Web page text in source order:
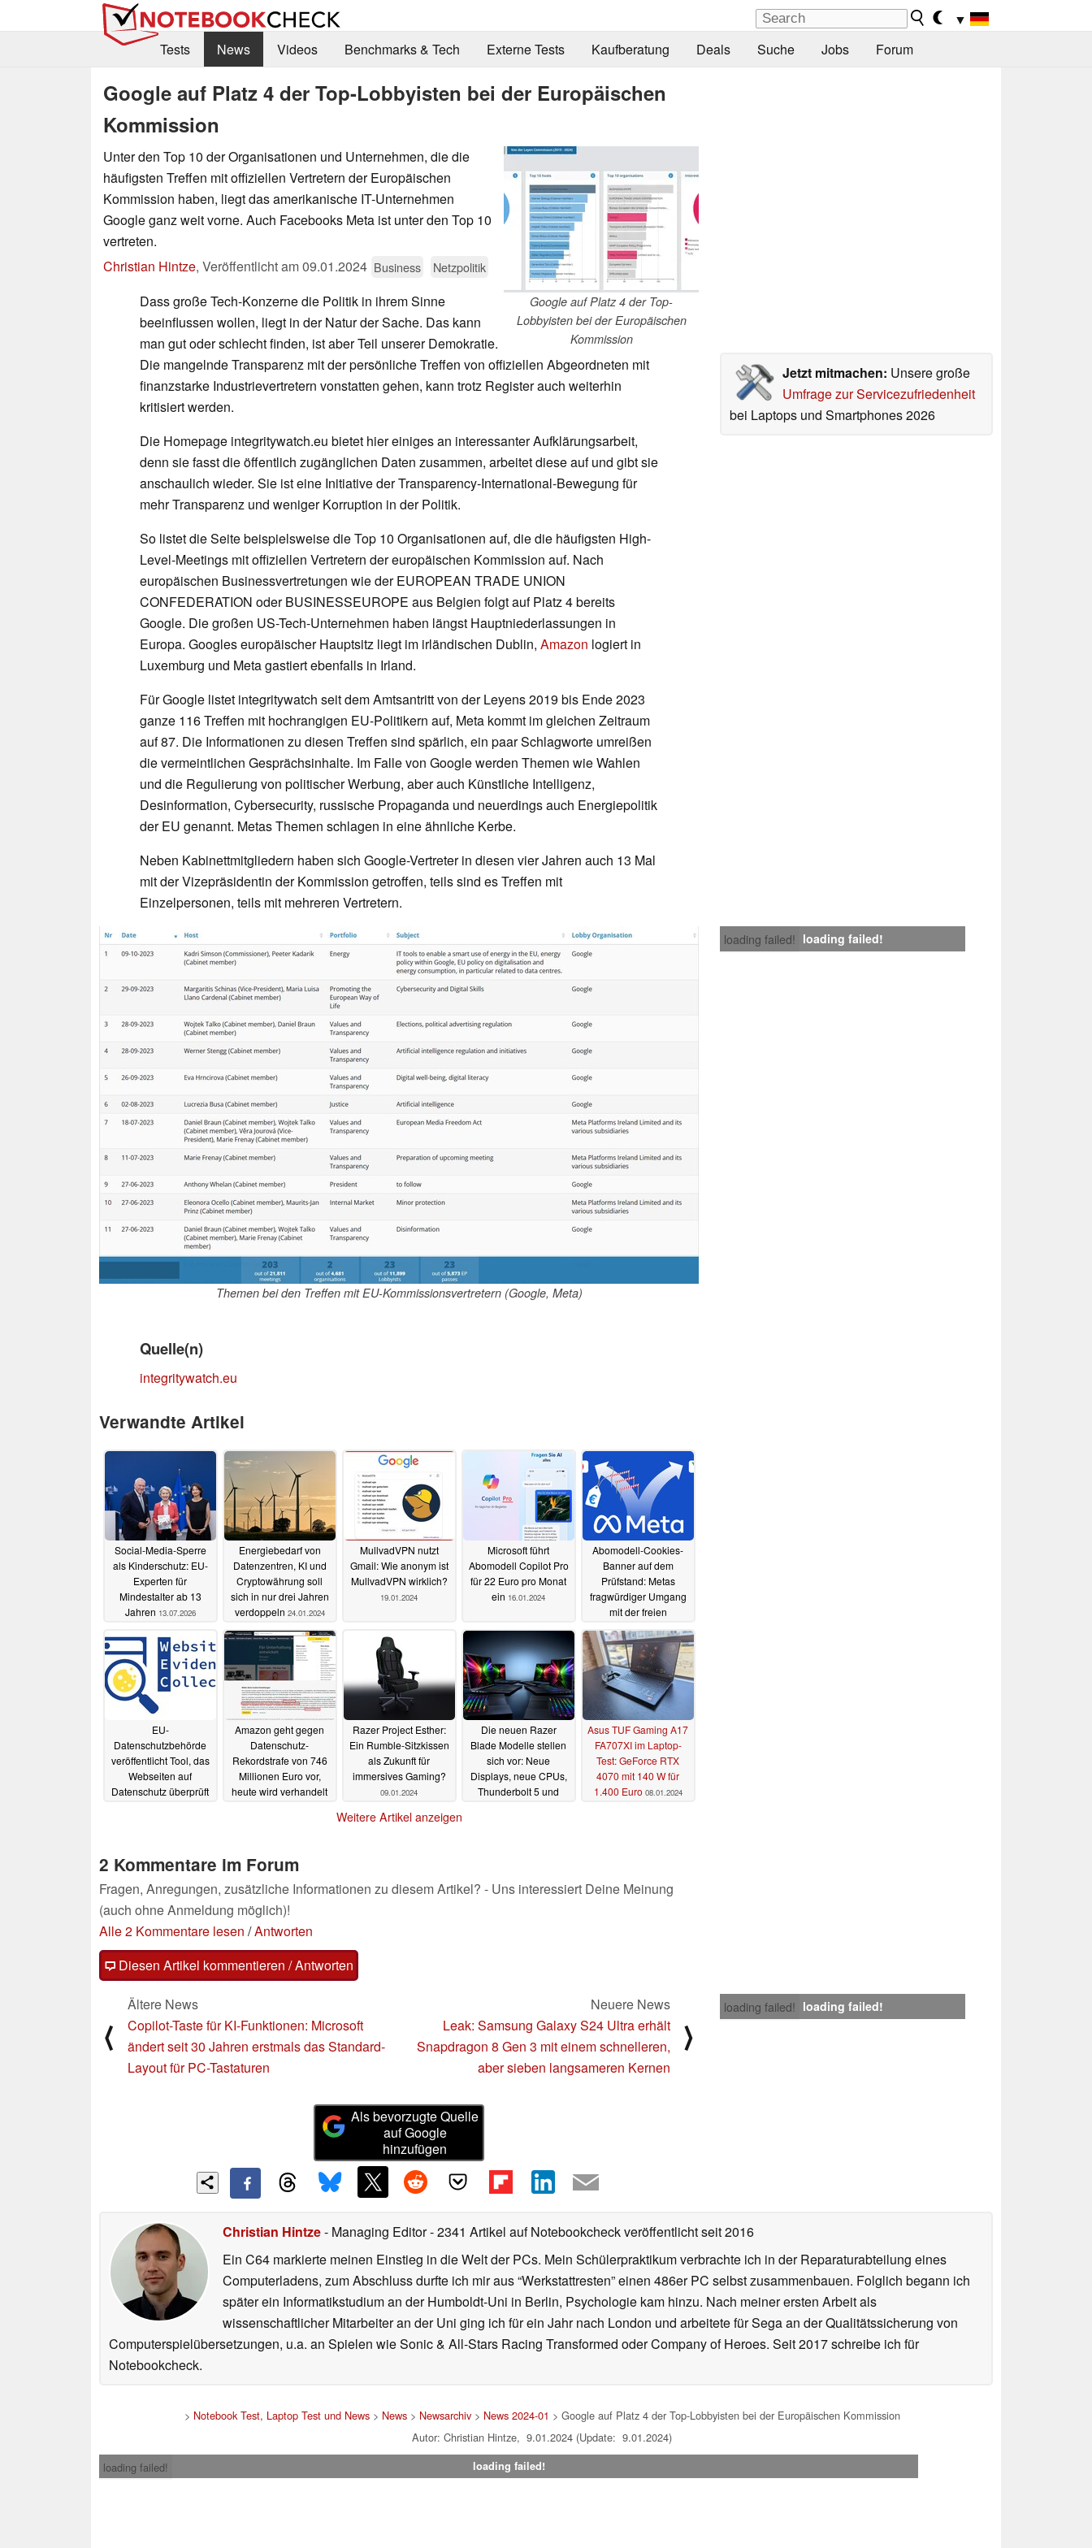
▼
Tests
News Videos Benchmarks & Tech Externe Tests Kaufberatung Deals Suche Jobs Forum
Google auf Platz 4 der Top-Lobbyisten bei der Europäischen
Kommission
Google auf Platz 4 der Top-
Lobbyisten bei der Europäischen
Kommission
Unter den Top 10 der Organisationen und Unternehmen, die die
häufigsten Treffen mit offiziellen Vertretern der Europäischen
Kommission haben, liegt das amerikanische IT-Unternehmen
Google ganz weit vorne. Auch Facebooks Meta ist unter den Top 10
vertreten.
Christian Hintze, Veröffentlicht am09.01.2024 Business Netzpolitik
Jetzt mitmachen: Unsere große
Umfrage zur Servicezufriedenheit
bei Laptops und Smartphones 2026
Dass große Tech-Konzerne die Politik in ihrem Sinne
beeinflussen wollen, liegt in der Natur der Sache. Das kann
man gut oder schlecht finden, ist aber Teil unserer Demokratie.
Die mangelnde Transparenz mit der persönliche Treffen von offiziellen Abgeordneten mit
finanzstarke Industrievertretern vonstatten gehen, kann trotz Register auch weiterhin
kritisiert werden.
Die Homepage integritywatch.eu bietet hier einiges an interessanter Aufklärungsarbeit,
denn sie fasst die öffentlich zugänglichen Daten zusammen, arbeitet diese auf und gibt sie
anschaulich wieder. Sie ist eine Initiative der Transparency-International-Bewegung für
mehr Transparenz und weniger Korruption in der Politik.
So listet die Seite beispielsweise die Top 10 Organisationen auf, die die häufigsten High-
Level-Meetings mit offiziellen Vertretern der europäischen Kommission auf. Nach
europäischen Businessvertretungen wie der EUROPEAN TRADE UNION
CONFEDERATION oder BUSINESSEUROPE aus Belgien folgt auf Platz 4 bereits
Google. Die großen US-Tech-Unternehmen haben längst Hauptniederlassungen in
Europa. Googles europäischer Hauptsitz liegt im irländischen Dublin, Amazon logiert in
Luxemburg und Meta gastiert ebenfalls in Irland.
Für Google listet integritywatch seit dem Amtsantritt von der Leyens 2019 bis Ende 2023
ganze 116 Treffen mit hochrangigen EU-Politikern auf, Meta kommt im gleichen Zeitraum
auf 87. Die Informationen zu diesen Treffen sind spärlich, ein paar Schlagworte umreißen
die vermeintlichen Gesprächsinhalte. Im Falle von Google werden Themen wie Wahlen
und die Regulierung von politischer Werbung, aber auch Künstliche Intelligenz,
Desinformation, Cybersecurity, russische Propaganda und neuerdings auch Energiepolitik
der EU genannt. Metas Themen schlagen in eine ähnliche Kerbe.
Neben Kabinettmitgliedern haben sich Google-Vertreter in diesen vier Jahren auch 13 Mal
mit der Vizepräsidentin der Kommission getroffen, teils sind es Treffen mit
Einzelpersonen, teils mit mehreren Vertretern.
loading failed! loading failed!
Themen bei den Treffen mit EU-Kommissionsvertretern (Google, Meta)
Quelle(n)
integritywatch.eu
Verwandte Artikel
Social-Media-Sperre
als Kinderschutz: EU-
Experten für
Mindestalter ab 13
Jahren 13.07.2026
Energiebedarf von
Datenzentren, KI und
Cryptowährung soll
sich in nur drei Jahren
verdoppeln 24.01.2024
MullvadVPN nutzt
Gmail: Wie anonym ist
MullvadVPN wirklich?
19.01.2024
Microsoft führt
Abomodell Copilot Pro
für 22 Euro pro Monat
ein 16.01.2024
Abomodell-Cookies-
Banner auf dem
Prüfstand: Metas
fragwürdiger Umgang
mit der freien
15.01.2024
EU-
Datenschutzbehörde
veröffentlicht Tool, das
Webseiten auf
Datenschutz überprüft
Amazon geht gegen
Datenschutz-
Rekordstrafe von 746
Millionen Euro vor,
heute wird verhandelt
Razer Project Esther:
Ein Rumble-Sitzkissen
als Zukunft für
immersives Gaming?
09.01.2024
Die neuen Razer
Blade Modelle stellen
sich vor: Neue
Displays, neue CPUs,
Thunderbolt 5 und
Asus TUF Gaming A17
FA707XI im Laptop-
Test: GeForce RTX
4070 mit 140 W für
1.400 Euro 08.01.2024
Weitere Artikel anzeigen
2 Kommentare im Forum
Fragen, Anregungen, zusätzliche Informationen zu diesem Artikel? - Uns interessiert Deine Meinung
(auch ohne Anmeldung möglich)!
Alle 2 Kommentare lesen /Antworten
Diesen Artikel kommentieren / Antworten
loading failed! loading failed!
⟨
Ältere News
Copilot-Taste für KI-Funktionen: Microsoft
ändert seit 30 Jahren erstmals das Standard-
Layout für PC-Tastaturen
Neuere News
Leak: Samsung Galaxy S24 Ultra erhält
Snapdragon 8 Gen 3 mit einem schnelleren,
aber sieben langsameren Kernen
⟩
Als bevorzugte Quelle
auf Google
hinzufügen
Christian Hintze- Managing Editor- 2341 Artikel auf Notebookcheck veröffentlichtseit 2016
Ein C64 markierte meinen Einstieg in die Welt der PCs. Mein Schülerpraktikum verbrachte ich in der Reparaturabteilung eines
Computerladens, zum Abschluss durfte ich mir aus “Werkstattresten” einen 486er PC selbst zusammenbauen. Folglich begann ich
später ein Informatikstudium an der Humboldt-Uni in Berlin, Psychologie kam hinzu. Nach meiner ersten Arbeit als
wissenschaftlicher Mitarbeiter an der Uni ging ich für ein Jahr nach London und arbeitete für Sega an der Qualitätssicherung von
Computerspielübersetzungen, u.a. an Spielen wie Sonic & All-Stars Racing Transformed oder Company of Heroes. Seit 2017 schreibe ich für
Notebookcheck.
> Notebook Test, Laptop Test und News> News> Newsarchiv> News 2024-01 > Google auf Platz 4 der Top-Lobbyisten bei der Europäischen Kommission
Autor: Christian Hintze, 9.01.2024 (Update: 9.01.2024)
loading failed!
loading failed!